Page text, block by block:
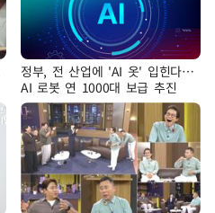
정부, 전 산업에 'AI 옷' 입힌다…
AI 로봇 연 1000대 보급 추진